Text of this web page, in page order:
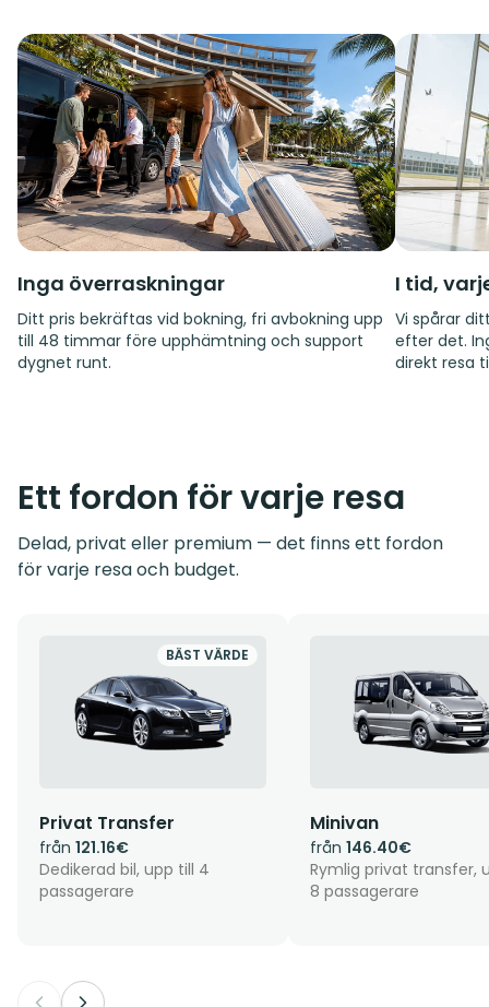
Inga överraskningar
Ditt pris bekräftas vid bokning, fri avbokning upp
till 48 timmar före upphämtning och support
dygnet runt.
I tid,
Vi spårar
efter det.
direkt resa
Ett fordon för varje resa
Delad, privat eller premium — det finns ett fordon
för varje resa och budget.
BÄST VÄRDE
Privat Transfer
från 121.16€
Dedikerad bil, upp till 4
passagerare
Minivan
från 146.40€
Rymlig privat transfer,
8 passagerare